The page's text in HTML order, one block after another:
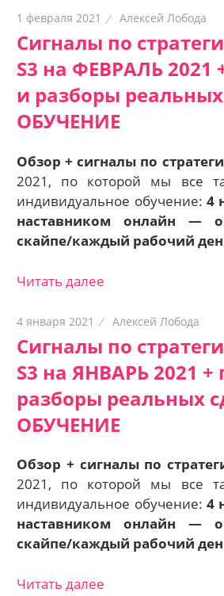
1 февраля 2021 Алексей Лобода
Сигналы по
S3 на ФЕВРАЛЬ 2021
и разборы
ОБУЧЕНИЕ
Обзор + сигналы по
2021, по которой мы все
индивидуальное обучение: 4
наставником онлайн — о
скайпе/каждый рабочий
Читать далее
4 января 2021 Алексей Лобода
Сигналы по
S3 на ЯНВАРЬ 2021
разборы реальных
ОБУЧЕНИЕ
Обзор + сигналы по
2021, по которой мы все
индивидуальное обучение: 4
наставником онлайн — о
скайпе/каждый рабочий
Читать далее